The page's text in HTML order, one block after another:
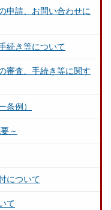
申請、お問い合わせに
続き等について
審査、手続き等に関す
条例）
～
について
て